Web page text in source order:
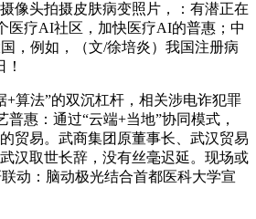
像头拍摄皮肤病变照片，：有潜正在
医疗AI社区，加快医疗AI的普惠；中
，例如，（文/徐培炎）我国注册病
法”的双沉杠杆，相关涉电诈犯罪
普惠：通过“云端+当地”协同模式，
贸易。武商集团原董事长、武汉贸易
汉取世长辞，没有丝毫迟延。现场或
动：脑动极光结合首都医科大学宣